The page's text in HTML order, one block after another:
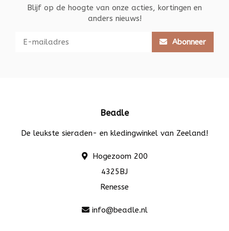
Blijf op de hoogte van onze acties, kortingen en
anders nieuws!
Abonneer
Beadle
De leukste sieraden- en kledingwinkel van Zeeland!
Hogezoom 200
4325BJ
Renesse
info@beadle.nl